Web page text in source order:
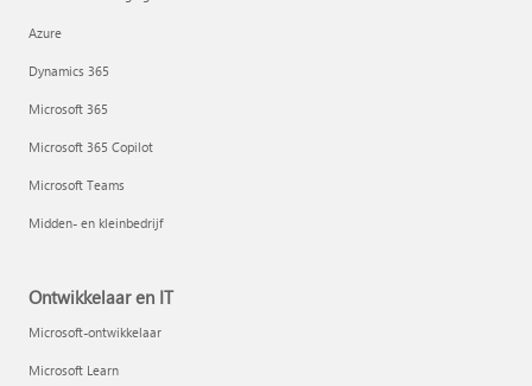
Azure
Dynamics 365
Microsoft 365
Microsoft 365 Copilot
Microsoft Teams
Midden- en kleinbedrijf
Ontwikkelaar en IT
Microsoft-ontwikkelaar
Microsoft Learn